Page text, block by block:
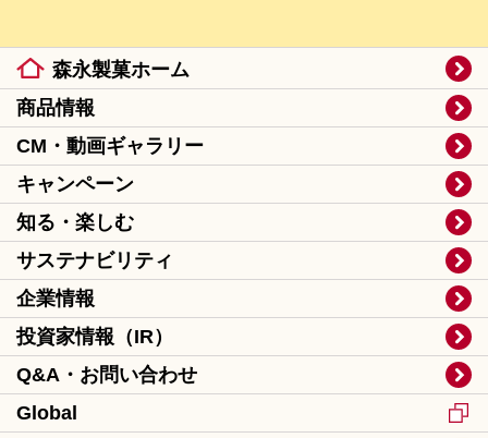
森永製菓ホーム
商品情報
CM・動画ギャラリー
キャンペーン
知る・楽しむ
サステナビリティ
企業情報
投資家情報（IR）
Q&A・お問い合わせ
Global